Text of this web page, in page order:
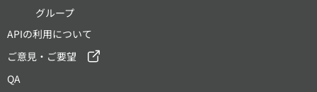
グループ
APIの利用について
ご意見・ご要望
QA